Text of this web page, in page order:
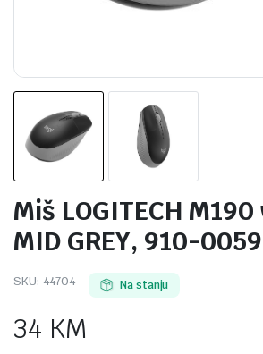
Miš LOGITECH
MID GREY, 910-
SKU: 44704 Na stanju
34 KM